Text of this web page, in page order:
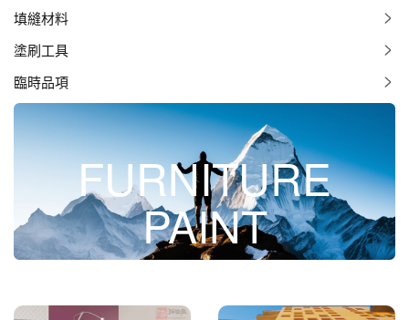
填縫材料
塗刷工具
臨時品項
FURNITURE
PAINT